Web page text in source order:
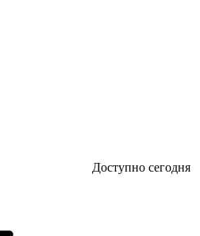
Доступно сегодня